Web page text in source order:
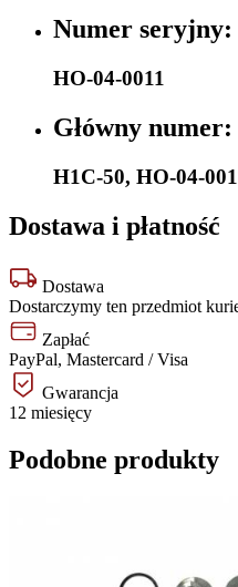
Numer seryjny:
HO-04-0011
Główny numer:
H1C-50, HO-04-
Dostawa i płatność
Dostawa
Dostarczymy ten przedmiot
Zapłać
PayPal, Mastercard / Visa
Gwarancja
12 miesięcy
Podobne produkty